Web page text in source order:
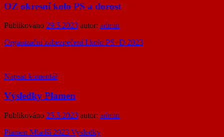
OZ okresní kolo PS a dorost
Publikováno 29.5.2023 autor: admin
Organizační zabezpečení I.kolo PS+D 2023
Napsat komentář
Výsledky Plamen
Publikováno 25.5.2023 autor: admin
Plamen Mladší 2023 Vysledky